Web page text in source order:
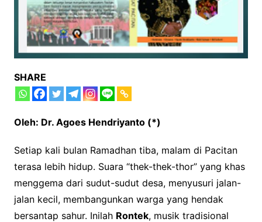
SHARE
Oleh: Dr. Agoes Hendriyanto (*)
Setiap kali bulan Ramadhan tiba, malam di Pacitan
terasa lebih hidup. Suara “thek-thek-thor” yang khas
menggema dari sudut-sudut desa, menyusuri jalan-
jalan kecil, membangunkan warga yang hendak
bersantap sahur. Inilah Rontek, musik tradisional